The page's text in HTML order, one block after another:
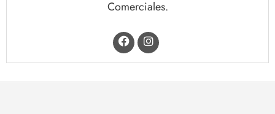
Comerciales.